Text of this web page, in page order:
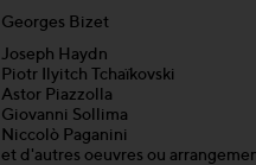
Georges Bizet
Joseph Haydn
Piotr Ilyitch Tchaïkovski
Astor Piazzolla
Giovanni Sollima
Niccolò Paganini
et d'autres oeuvres ou